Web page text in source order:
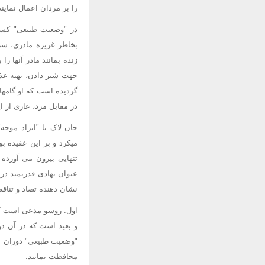
را بر مردان اعمال
در "وضعیت طبیعی"
بخاطر غریزه مادری،
زنده بمانند مادر آنها
جهت شیر دادن، تهیه
گردیده است که او
در مقابل مرد، عاری از
جان لاک با "ایراد
میکرد و بر این عقیده
تنهایی بیرون می
نشان دهنده تضاد و
اول: روسو مدعی است
و بعید است که در آن
"وضعیت طبیعی" دوران
محافظت نمایند.